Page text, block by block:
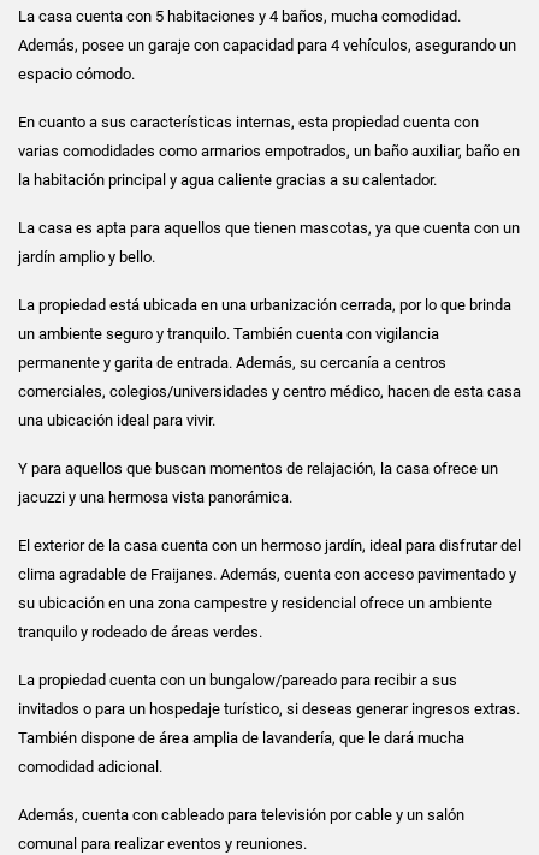
La casa cuenta con 5 habitaciones y 4 baños, mucha comodidad.
Además, posee un garaje con capacidad para 4 vehículos, asegurando un
espacio cómodo.
En cuanto a sus características internas, esta propiedad cuenta con
varias comodidades como armarios empotrados, un baño auxiliar, baño en
la habitación principal y agua caliente gracias a su calentador.
La casa es apta para aquellos que tienen mascotas, ya que cuenta con un
jardín amplio y bello.
La propiedad está ubicada en una urbanización cerrada, por lo que brinda
un ambiente seguro y tranquilo. También cuenta con vigilancia
permanente y garita de entrada. Además, su cercanía a centros
comerciales, colegios/universidades y centro médico, hacen de esta casa
una ubicación ideal para vivir.
Y para aquellos que buscan momentos de relajación, la casa ofrece un
jacuzzi y una hermosa vista panorámica.
El exterior de la casa cuenta con un hermoso jardín, ideal para disfrutar del
clima agradable de Fraijanes. Además, cuenta con acceso pavimentado y
su ubicación en una zona campestre y residencial ofrece un ambiente
tranquilo y rodeado de áreas verdes.
La propiedad cuenta con un bungalow/pareado para recibir a sus
invitados o para un hospedaje turístico, si deseas generar ingresos extras.
También dispone de área amplia de lavandería, que le dará mucha
comodidad adicional.
Además, cuenta con cableado para televisión por cable y un salón
comunal para realizar eventos y reuniones.